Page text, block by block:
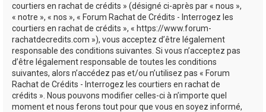
courtiers en rachat de crédits » (désigné ci-après par « nous »,
« notre », « nos », « Forum Rachat de Crédits - Interrogez les
courtiers en rachat de crédits », « https://www.forum-
rachatdecredits.com »), vous acceptez d’être légalement
responsable des conditions suivantes. Si vous n’acceptez pas
d’être légalement responsable de toutes les conditions
suivantes, alors n’accédez pas et/ou n’utilisez pas « Forum
Rachat de Crédits - Interrogez les courtiers en rachat de
crédits ». Nous pouvons modifier celles-ci à n’importe quel
moment et nous ferons tout pour que vous en soyez informé,